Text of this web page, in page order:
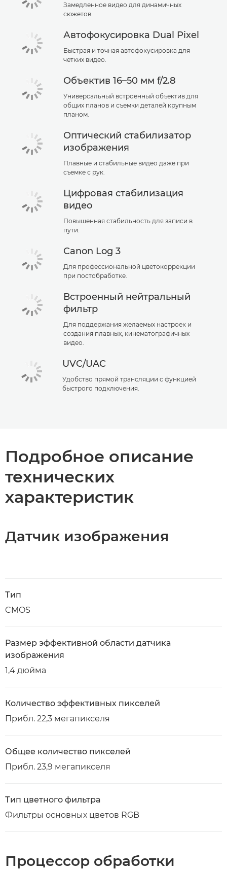
Замедленное видео для динамичных
сюжетов.
Автофокусировка Dual Pixel
Быстрая и точная автофокусировка для
четких видео.
Объектив 16–50 мм f/2.8
Универсальный встроенный объектив для
общих планов и съемки деталей крупным
планом.
Оптический стабилизатор
изображения
Плавные и стабильные видео даже при
съемке с рук.
Цифровая стабилизация
видео
Повышенная стабильность для записи в
пути.
Canon Log 3
Для профессиональной цветокоррекции
при постобработке.
Встроенный нейтральный
фильтр
Для поддержания желаемых настроек и
создания плавных, кинематографичных
видео.
UVC/UAC
Удобство прямой трансляции с функцией
быстрого подключения.
Подробное описание
технических
характеристик
Датчик изображения
Тип
CMOS
Размер эффективной области датчика
изображения
1,4 дюйма
Количество эффективных пикселей
Прибл. 22,3 мегапикселя
Общее количество пикселей
Прибл. 23,9 мегапикселя
Тип цветного фильтра
Фильтры основных цветов RGB
Процессор обработки